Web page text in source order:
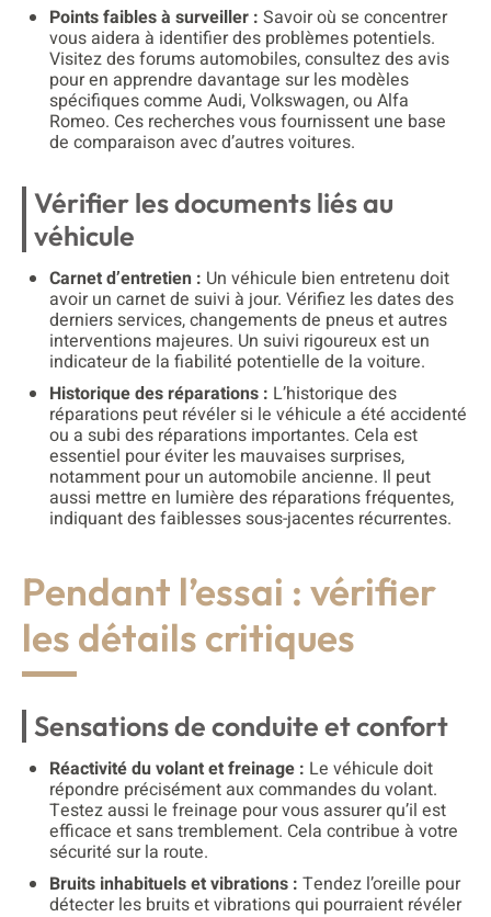
Points faibles à surveiller : Savoir où se concentrer
vous aidera à identifier des problèmes potentiels.
Visitez des forums automobiles, consultez des avis
pour en apprendre davantage sur les modèles
spécifiques comme Audi, Volkswagen, ou Alfa
Romeo. Ces recherches vous fournissent une base
de comparaison avec d’autres voitures.
Vérifier les documents liés au
véhicule
Carnet d’entretien : Un véhicule bien entretenu doit
avoir un carnet de suivi à jour. Vérifiez les dates des
derniers services, changements de pneus et autres
interventions majeures. Un suivi rigoureux est un
indicateur de la fiabilité potentielle de la voiture.
Historique des réparations : L’historique des
réparations peut révéler si le véhicule a été accidenté
ou a subi des réparations importantes. Cela est
essentiel pour éviter les mauvaises surprises,
notamment pour un automobile ancienne. Il peut
aussi mettre en lumière des réparations fréquentes,
indiquant des faiblesses sous-jacentes récurrentes.
Pendant l’essai : vérifier
les détails critiques
Sensations de conduite et confort
Réactivité du volant et freinage : Le véhicule doit
répondre précisément aux commandes du volant.
Testez aussi le freinage pour vous assurer qu’il est
efficace et sans tremblement. Cela contribue à votre
sécurité sur la route.
Bruits inhabituels et vibrations : Tendez l’oreille pour
détecter les bruits et vibrations qui pourraient révéler